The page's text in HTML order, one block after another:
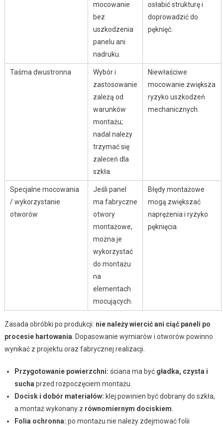
mocowanie
bez
uszkodzenia
panelu ani
nadruku.
osłabić strukturę i
doprowadzić do
pęknięć.
Taśma dwustronna
Wybór i
zastosowanie
zależą od
warunków
montażu;
nadal należy
trzymać się
zaleceń dla
szkła.
Niewłaściwe
mocowanie zwiększa
ryzyko uszkodzeń
mechanicznych.
Specjalne mocowania
/ wykorzystanie
otworów
Jeśli panel
ma fabryczne
otwory
montażowe,
można je
wykorzystać
do montażu
na
elementach
mocujących.
Błędy montażowe
mogą zwiększać
naprężenia i ryzyko
pęknięcia.
Zasada obróbki po produkcji: nie należy wiercić ani ciąć paneli po
procesie hartowania . Dopasowanie wymiarów i otworów powinno
wynikać z projektu oraz fabrycznej realizacji.
Przygotowanie powierzchni: ściana ma być gładka, czysta i
sucha przed rozpoczęciem montażu.
Docisk i dobór materiałów: klej powinien być dobrany do szkła,
a montaż wykonany z równomiernym dociskiem
Folia ochronna: po montażu nie należy zdejmować folii